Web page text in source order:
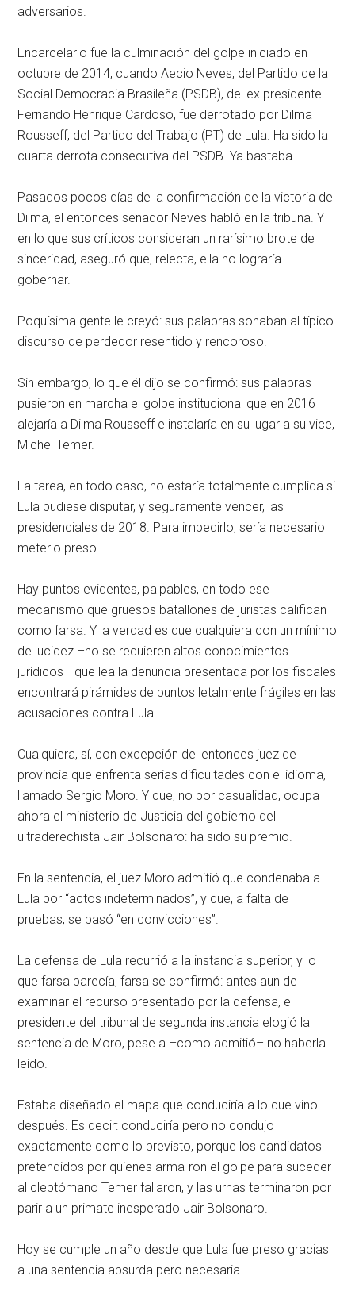
adversarios.
Encarcelarlo fue la culminación del golpe iniciado en
octubre de 2014, cuando Aecio Neves, del Partido de la
Social Democracia Brasileña (PSDB), del ex presidente
Fernando Henrique Cardoso, fue derrotado por Dilma
Rousseff, del Partido del Trabajo (PT) de Lula. Ha sido la
cuarta derrota consecutiva del PSDB. Ya bastaba.
Pasados pocos días de la confirmación de la victoria de
Dilma, el entonces senador Neves habló en la tribuna. Y
en lo que sus críticos consideran un rarísimo brote de
sinceridad, aseguró que, relecta, ella no lograría
gobernar.
Poquísima gente le creyó: sus palabras sonaban al típico
discurso de perdedor resentido y rencoroso.
Sin embargo, lo que él dijo se confirmó: sus palabras
pusieron en marcha el golpe institucional que en 2016
alejaría a Dilma Rousseff e instalaría en su lugar a su vice,
Michel Temer.
La tarea, en todo caso, no estaría totalmente cumplida si
Lula pudiese disputar, y seguramente vencer, las
presidenciales de 2018. Para impedirlo, sería necesario
meterlo preso.
Hay puntos evidentes, palpables, en todo ese
mecanismo que gruesos batallones de juristas califican
como farsa. Y la verdad es que cualquiera con un mínimo
de lucidez –no se requieren altos conocimientos
jurídicos– que lea la denuncia presentada por los fiscales
encontrará pirámides de puntos letalmente frágiles en las
acusaciones contra Lula.
Cualquiera, sí, con excepción del entonces juez de
provincia que enfrenta serias dificultades con el idioma,
llamado Sergio Moro. Y que, no por casualidad, ocupa
ahora el ministerio de Justicia del gobierno del
ultraderechista Jair Bolsonaro: ha sido su premio.
En la sentencia, el juez Moro admitió que condenaba a
Lula por actos indeterminados , y que, a falta de
pruebas, se basó en convicciones .
La defensa de Lula recurrió a la instancia superior, y lo
que farsa parecía, farsa se confirmó: antes aun de
examinar el recurso presentado por la defensa, el
presidente del tribunal de segunda instancia elogió la
sentencia de Moro, pese a –como admitió– no haberla
leído.
Estaba diseñado el mapa que conduciría a lo que vino
después. Es decir: conduciría pero no condujo
exactamente como lo previsto, porque los candidatos
pretendidos por quienes arma-ron el golpe para suceder
al cleptómano Temer fallaron, y las urnas terminaron por
parir a un primate inesperado Jair Bolsonaro.
Hoy se cumple un año desde que Lula fue preso gracias
a una sentencia absurda pero necesaria.